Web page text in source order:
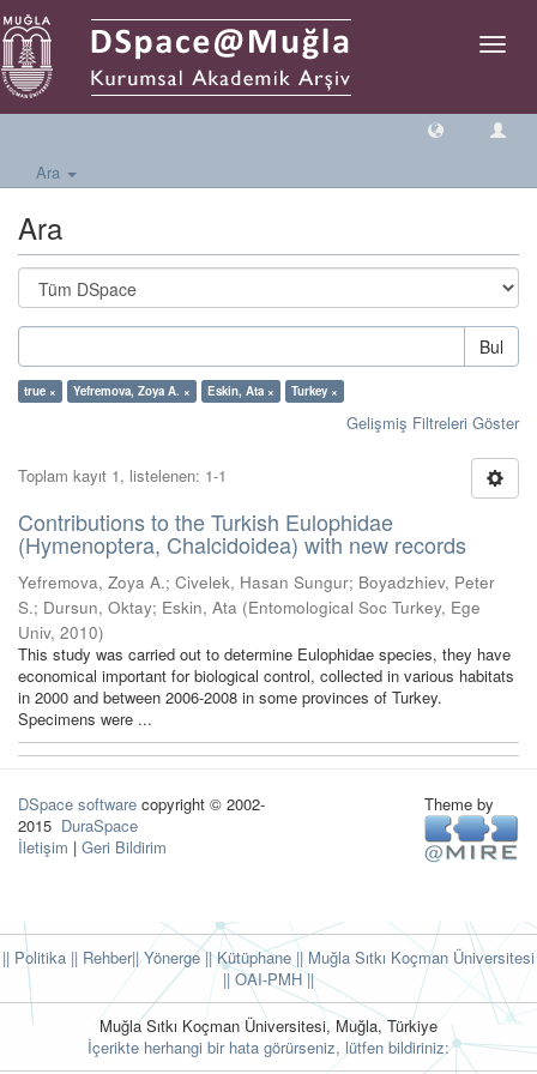
Geçiş
Ara
Ara
Bul
true × Yefremova, Zoya A. × Eskin, Ata × Turkey ×
Gelişmiş Filtreleri Göster
Toplam kayıt 1, listelenen: 1-1
Contributions to the Turkish Eulophidae
(Hymenoptera, Chalcidoidea) with new records
Yefremova, Zoya A.; Civelek, Hasan Sungur; Boyadzhiev, Peter
S.; Dursun, Oktay; Eskin, Ata (Entomological Soc Turkey, Ege
Univ, 2010)
This study was carried out to determine Eulophidae species, they have
economical important for biological control, collected in various habitats
in 2000 and between 2006-2008 in some provinces of Turkey.
Specimens were ...
DSpace software copyright © 2002-
2015 DuraSpace
İletişim | Geri Bildirim
Theme by
|| Politika || Rehber|| Yönerge|| Kütüphane || Muğla Sıtkı Koçman Üniversitesi
|| OAI-PMH ||
Muğla Sıtkı Koçman Üniversitesi, Muğla, Türkiye
İçerikte herhangi bir hata görürseniz, lütfen bildiriniz: